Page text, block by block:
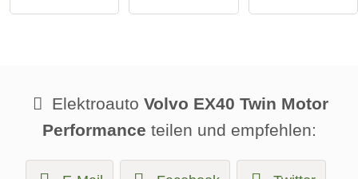
ElektroautoVolvo EX40 Twin Motor
Performance teilen und empfehlen: